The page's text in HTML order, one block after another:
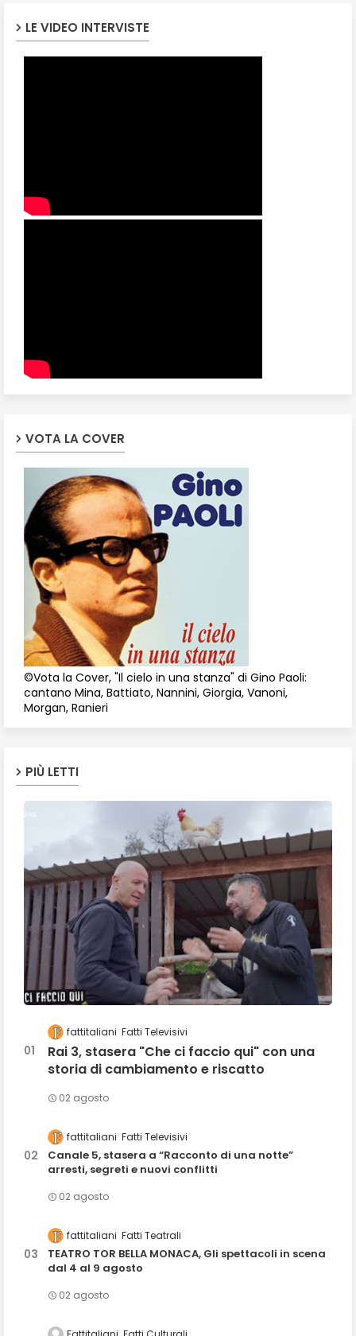
LE VIDEO INTERVISTE
VOTA LA COVER
©Vota la Cover, "Il cielo in una stanza" di Gino Paoli:
cantano Mina, Battiato, Nannini, Giorgia, Vanoni,
Morgan, Ranieri
PIÙ LETTI
fattitaliani Fatti Televisivi
Rai 3, stasera "Che ci faccio qui" con una
storia di cambiamento e riscatto
02 agosto
fattitaliani Fatti Televisivi
Canale 5, stasera a “Racconto di una notte”
arresti, segreti e nuovi conflitti
02 agosto
fattitaliani Fatti Teatrali
TEATRO TOR BELLA MONACA, Gli spettacoli in scena
dal 4 al 9 agosto
02 agosto